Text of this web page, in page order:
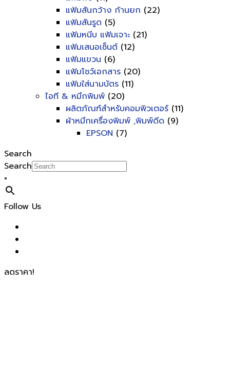
แฟ้มสันกว้าง ก้านยก (22)
แฟ้มสันรูด (5)
แฟ้มหนีบ แฟ้มเจาะ (21)
แฟ้มเสนอเซ็นต์ (12)
แฟ้มแขวน (6)
แฟ้มโชว์เอกสาร (20)
แฟ้มใส่นามบัตร (11)
ไอที & หมึกพิมพ์ (20)
ผลิตภัณฑ์สำหรับคอมพิวเตอร์ (11)
ผ้าหมึกเครื่องพิมพ์ ,พิมพ์ดีด (9)
EPSON (7)
Search
Search
×
Follow Us
ลดราคา!